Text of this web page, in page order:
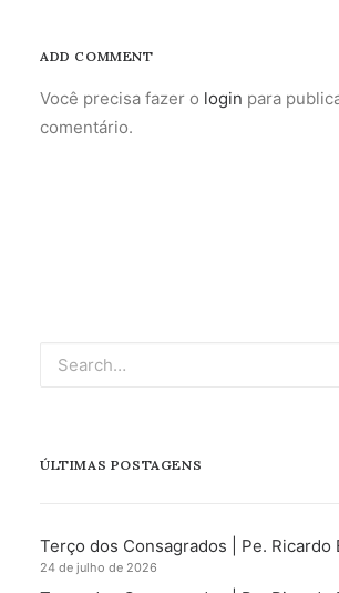
ADD COMMENT
Você precisa fazer o login para
comentário.
ÚLTIMAS POSTAGENS
Terço dos Consagrados | Pe. Ricardo
24 de julho de 2026